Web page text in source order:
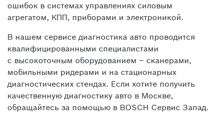
ошибок в системах управлениях силовым
агрегатом, КПП, приборами и электроникой.
В нашем сервисе диагностика авто проводится
квалифицированными специалистами
с высокоточным оборудованием – сканерами,
мобильными ридерами и на стационарных
диагностических стендах. Если хотите получить
качественную диагностику авто в Москве,
обращайтесь за помощью в BOSCH Сервис Запад.